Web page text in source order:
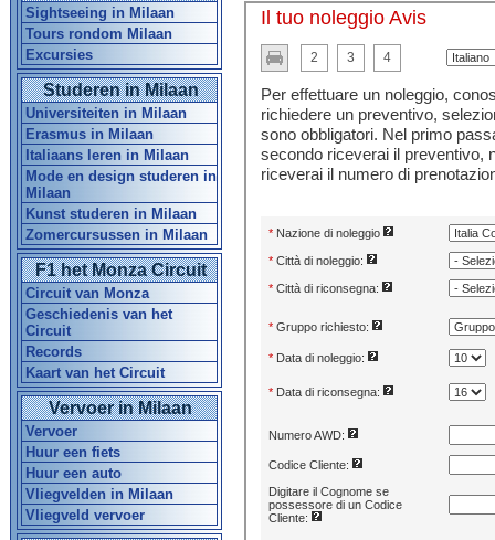
Sightseeing in Milaan
Tours rondom Milaan
Excursies
Studeren in Milaan
Universiteiten in Milaan
Erasmus in Milaan
Italiaans leren in Milaan
Mode en design studeren in
Milaan
Kunst studeren in Milaan
Zomercursussen in Milaan
F1 het Monza Circuit
Circuit van Monza
Geschiedenis van het
Circuit
Records
Kaart van het Circuit
Vervoer in Milaan
Vervoer
Huur een fiets
Huur een auto
Vliegvelden in Milaan
Vliegveld vervoer